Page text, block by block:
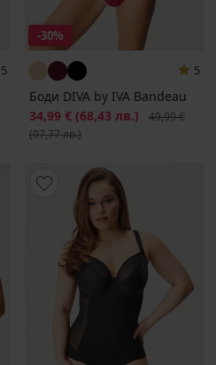
5
-30%
5
Боди DIVA by IVA Bandeau
Намаление
34,99 € (68,43 лв.)
49,99 €
(97,77 лв.)